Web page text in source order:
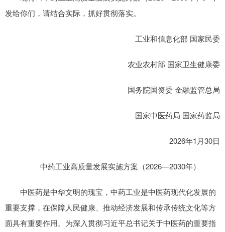
发给你们，请结合实际，抓好贯彻落实。
工业和信息化部 国家民委
农业农村部 国家卫生健康委
国务院国资委 金融监管总局
国家中医药局 国家药监局
2026年1月30日
中药工业高质量发展实施方案（2026—2030年）
中医药是中华文明的瑰宝，中药工业是中医药现代化发展的
重要支撑，在保障人民健康、推动经济发展和传承传统文化等方
面具有重要作用。为深入贯彻习近平总书记关于中医药的重要指